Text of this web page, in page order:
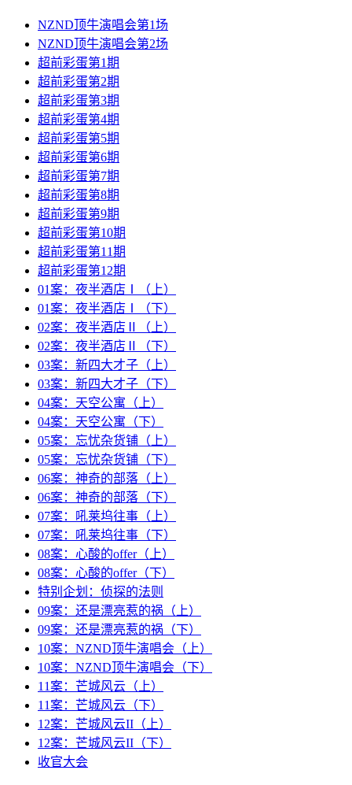
NZND顶牛演唱会第1场
NZND顶牛演唱会第2场
超前彩蛋第1期
超前彩蛋第2期
超前彩蛋第3期
超前彩蛋第4期
超前彩蛋第5期
超前彩蛋第6期
超前彩蛋第7期
超前彩蛋第8期
超前彩蛋第9期
超前彩蛋第10期
超前彩蛋第11期
超前彩蛋第12期
01案：夜半酒店Ⅰ（上）
01案：夜半酒店Ⅰ（下）
02案：夜半酒店Ⅱ（上）
02案：夜半酒店Ⅱ（下）
03案：新四大才子（上）
03案：新四大才子（下）
04案：天空公寓（上）
04案：天空公寓（下）
05案：忘忧杂货铺（上）
05案：忘忧杂货铺（下）
06案：神奇的部落（上）
06案：神奇的部落（下）
07案：吼莱坞往事（上）
07案：吼莱坞往事（下）
08案：心酸的offer（上）
08案：心酸的offer（下）
特别企划：侦探的法则
09案：还是漂亮惹的祸（上）
09案：还是漂亮惹的祸（下）
10案：NZND顶牛演唱会（上）
10案：NZND顶牛演唱会（下）
11案：芒城风云（上）
11案：芒城风云（下）
12案：芒城风云II（上）
12案：芒城风云II（下）
收官大会